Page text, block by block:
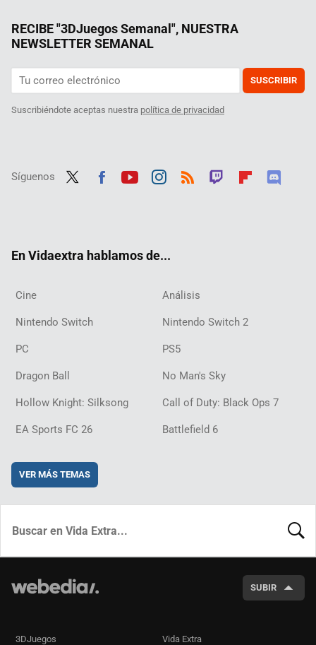
RECIBE "3DJuegos Semanal", NUESTRA
NEWSLETTER SEMANAL
SUSCRIBIR
Suscribiéndote aceptas nuestra política de privacidad
Síguenos
En Vidaextra hablamos de...
Cine Análisis
Nintendo Switch Nintendo Switch 2
PC PS5
Dragon Ball No Man's Sky
Hollow Knight: Silksong Call of Duty: Black Ops 7
EA Sports FC 26 Battlefield 6
VER MÁS TEMAS
SUBIR
3DJuegos Vida Extra